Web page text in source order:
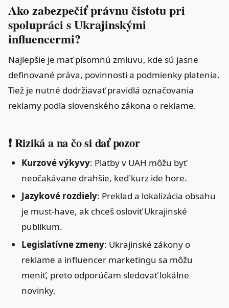
Ako zabezpečiť právnu čistotu pri
spolupráci s Ukrajinskými
influencermi?
Najlepšie je mať písomnú zmluvu, kde sú jasne
definované práva, povinnosti a podmienky platenia.
Tiež je nutné dodržiavať pravidlá označovania
reklamy podľa slovenského zákona o reklame.
❗ Riziká a na čo si dať pozor
Kurzové výkyvy: Platby v UAH môžu byť
neočakávane drahšie, keď kurz ide hore.
Jazykové rozdiely: Preklad a lokalizácia obsahu
je must-have, ak chceš osloviť Ukrajinské
publikum.
Legislatívne zmeny: Ukrajinské zákony o
reklame a influencer marketingu sa môžu
meniť, preto odporúčam sledovať lokálne
novinky.